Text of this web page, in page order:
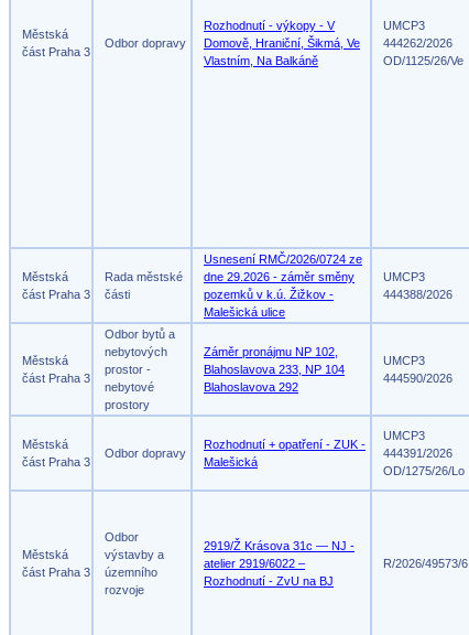
Městská
část Praha 3
Odbor dopravy
Rozhodnutí - výkopy - V
Domově, Hraniční, Šikmá, Ve
Vlastním, Na Balkáně
UMCP3
444262/2026
OD/1125/26/Ve
Městská
část Praha 3
Rada městské
části
Usnesení RMČ/2026/0724 ze
dne 29.2026 - záměr směny
pozemků v k.ú. Žižkov -
Malešická ulice
UMCP3
444388/2026
Městská
část Praha 3
Odbor bytů a
nebytových
prostor -
nebytové
prostory
Záměr pronájmu NP 102,
Blahoslavova 233, NP 104
Blahoslavova 292
UMCP3
444590/2026
Městská
část Praha 3
Odbor dopravy
Rozhodnutí + opatření - ZUK -
Malešická
UMCP3
444391/2026
OD/1275/26/Lo
Městská
část Praha 3
Odbor
výstavby a
územního
rozvoje
2919/Ž Krásova 31c — NJ -
atelier 2919/6022 –
Rozhodnutí - ZvU na BJ
R/2026/49573/6